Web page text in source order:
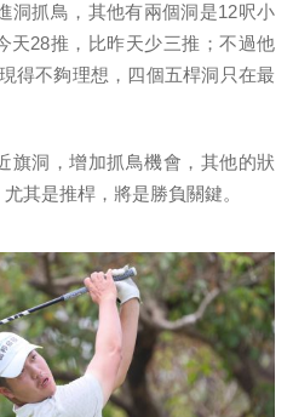
洞抓鳥，其他有兩個洞是12呎小
天28推，比昨天少三推；不過他
得不夠理想，四個五桿洞只在最
旗洞，增加抓鳥機會，其他的狀
其是推桿，將是勝負關鍵。